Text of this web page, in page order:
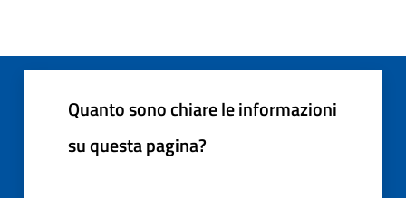
Quanto sono chiare le informazioni
su questa pagina?